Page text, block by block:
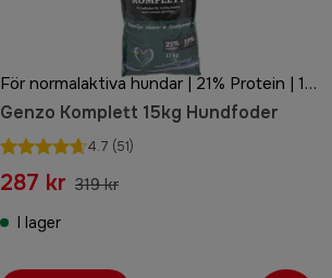
För normalaktiva hundar | 21% Protein | 10% Fett
Genzo Komplett 15kg Hundfoder
4.7 (51)
287 kr 319 kr
I lager